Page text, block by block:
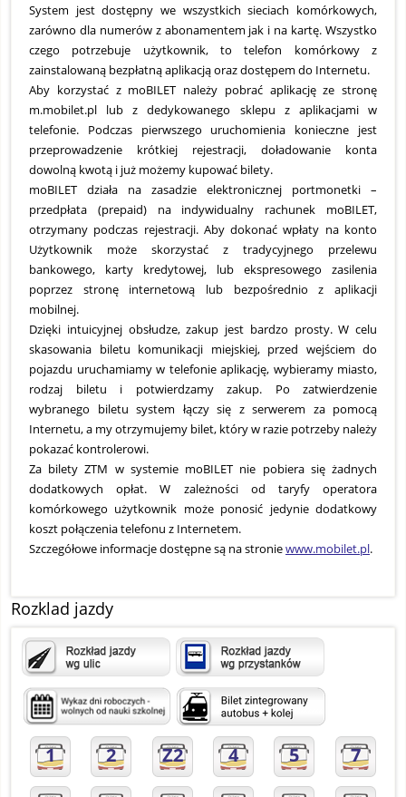
System jest dostępny we wszystkich sieciach komórkowych,
zarówno dla numerów z abonamentem jak i na kartę. Wszystko
czego potrzebuje użytkownik, to telefon komórkowy z
zainstalowaną bezpłatną aplikacją oraz dostępem do Internetu.
Aby korzystać z moBILET należy pobrać aplikację ze stronę
m.mobilet.pl lub z dedykowanego sklepu z aplikacjami w
telefonie. Podczas pierwszego uruchomienia konieczne jest
przeprowadzenie krótkiej rejestracji, doładowanie konta
dowolną kwotą i już możemy kupować bilety.
moBILET działa na zasadzie elektronicznej portmonetki –
przedpłata (prepaid) na indywidualny rachunek moBILET,
otrzymany podczas rejestracji. Aby dokonać wpłaty na konto
Użytkownik może skorzystać z tradycyjnego przelewu
bankowego, karty kredytowej, lub ekspresowego zasilenia
poprzez stronę internetową lub bezpośrednio z aplikacji
mobilnej.
Dzięki intuicyjnej obsłudze, zakup jest bardzo prosty. W celu
skasowania biletu komunikacji miejskiej, przed wejściem do
pojazdu uruchamiamy w telefonie aplikację, wybieramy miasto,
rodzaj biletu i potwierdzamy zakup. Po zatwierdzenie
wybranego biletu system łączy się z serwerem za pomocą
Internetu, a my otrzymujemy bilet, który w razie potrzeby należy
pokazać kontrolerowi.
Za bilety ZTM w systemie moBILET nie pobiera się żadnych
dodatkowych opłat. W zależności od taryfy operatora
komórkowego użytkownik może ponosić jedynie dodatkowy
koszt połączenia telefonu z Internetem.
Szczegółowe informacje dostępne są na stroniewww.mobilet.pl.
Rozklad jazdy
1 2 Z2 4 5 7